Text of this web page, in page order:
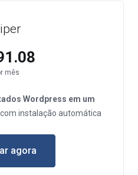
mês
Wordpress em um
instalação automática
agora